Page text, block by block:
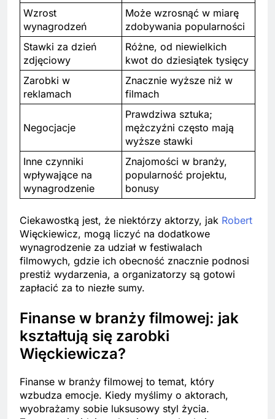
Wzrost
wynagrodzeń
Może wzrosnąć w miarę
zdobywania popularności
Stawki za dzień
zdjęciowy
Różne, od niewielkich
kwot do dziesiątek tysięcy
Zarobki w
reklamach
Znacznie wyższe niż w
filmach
Negocjacje
Prawdziwa sztuka;
mężczyźni często mają
wyższe stawki
Inne czynniki
wpływające na
wynagrodzenie
Znajomości w branży,
popularność projektu,
bonusy
Ciekawostką jest, że niektórzy aktorzy, jak Robert
Więckiewicz, mogą liczyć na dodatkowe
wynagrodzenie za udział w festiwalach
filmowych, gdzie ich obecność znacznie podnosi
prestiż wydarzenia, a organizatorzy są gotowi
zapłacić za to niezłe sumy.
Finanse w branży filmowej: jak
kształtują się zarobki
Więckiewicza?
Finanse w branży filmowej to temat, który
wzbudza emocje. Kiedy myślimy o aktorach,
wyobrażamy sobie luksusowy styl życia.